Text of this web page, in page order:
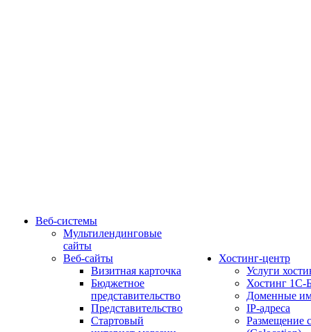
Веб-системы
Мультилендинговые
сайты
Веб-сайты
Визитная карточка
Бюджетное
представительство
Представительство
Стартовый
Хостинг-центр
Услуги
Хостинг 1С-
Доменные
IP-адреса
Размещение